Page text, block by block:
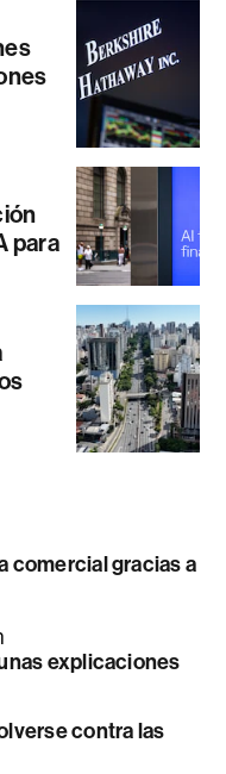
para
comercial gracias a
explicaciones
contra las